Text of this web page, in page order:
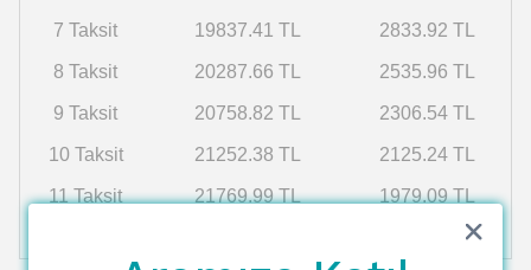
7 Taksit 19837.41 TL 2833.92 TL
8 Taksit 20287.66 TL 2535.96 TL
9 Taksit 20758.82 TL 2306.54 TL
10 Taksit 21252.38 TL 2125.24 TL
11 Taksit 21769.99 TL 1979.09 TL
1859.45 TL